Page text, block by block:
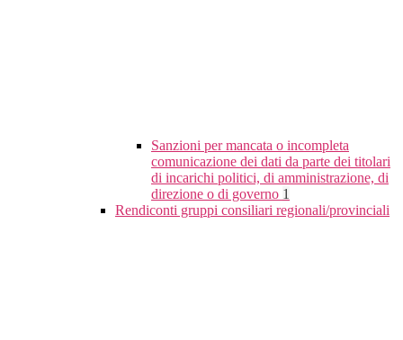
Sanzioni per mancata o incompleta
comunicazione dei dati da parte dei titolari
di incarichi politici, di amministrazione, di
direzione o di governo 1
Rendiconti gruppi consiliari regionali/provinciali